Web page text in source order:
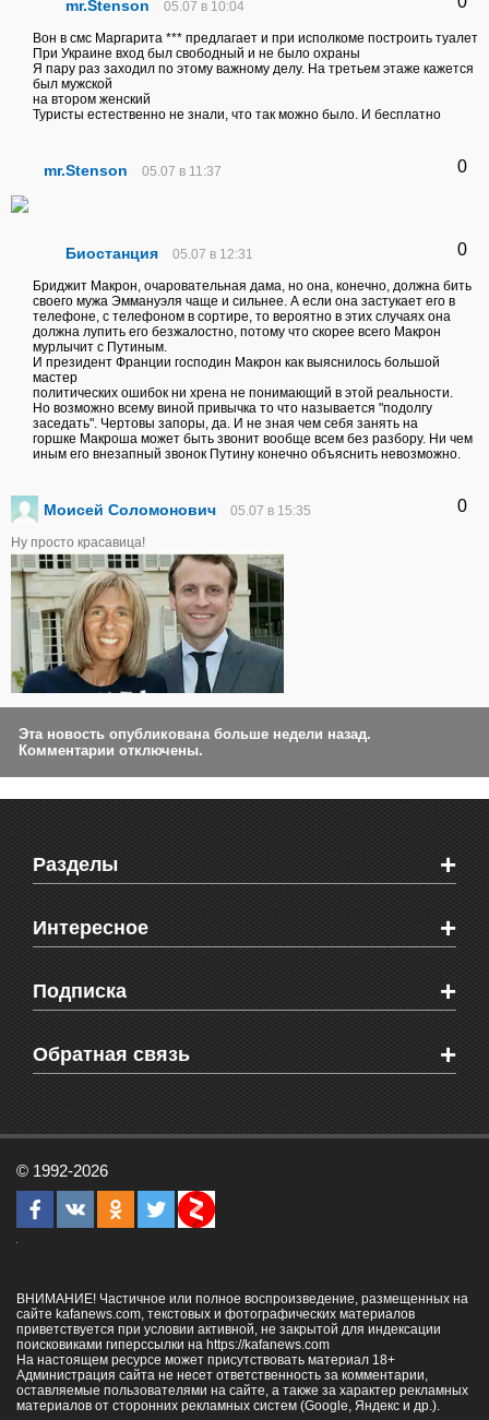
mr.Stenson 05.07 в 10:04
Вон в смс Маргарита *** предлагает и при исполкоме построить туалет
При Украине вход был свободный и не было охраны
Я пару раз заходил по этому важному делу. На третьем этаже кажется
был мужской
на втором женский
Туристы естественно не знали, что так можно было. И бесплатно
mr.Stenson 05.07 в 11:37 0
Биостанция 05.07 в 12:31 0
Бриджит Макрон, очаровательная дама, но она, конечно, должна бить
своего мужа Эммануэля чаще и сильнее. А если она застукает его в
телефоне, с телефоном в сортире, то вероятно в этих случаях она
должна лупить его безжалостно, потому что скорее всего Макрон
мурлычит с Путиным.
И президент Франции господин Макрон как выяснилось большой
мастер
политических ошибок ни хрена не понимающий в этой реальности.
Но возможно всему виной привычка то что называется "подолгу
заседать". Чертовы запоры, да. И не зная чем себя занять на
горшке Макроша может быть звонит вообще всем без разбору. Ни чем
иным его внезапный звонок Путину конечно объяснить невозможно.
Моисей Соломонович 05.07 в 15:35 0
Ну просто красавица!
Эта новость опубликована больше недели назад.
Комментарии отключены.
Разделы +
Новости Феодосии
Новости Крыма
Мировые новости
Объявления
Здоровье
СМС мнения читателей
Интересное +
Видео о Феодосии
Веб-камеры Феодосии
Блоги феодосийцев
Школы Феодосии
Подписка +
Печатная версия газеты "Кафа"
RSS
Обратная связь +
Рекламодателям
Контактная информация
© 1992-2026
ВНИМАНИЕ! Частичное или полное воспроизведение, размещенных на
сайте kafanews.com, текстовых и фотографических материалов
приветствуется при условии активной, не закрытой для индексации
поисковиками гиперссылки на https://kafanews.com
На настоящем ресурсе может присутствовать материал 18+
Администрация сайта не несет ответственность за комментарии,
оставляемые пользователями на сайте, а также за характер рекламных
материалов от сторонних рекламных систем (Google, Яндекс и др.).